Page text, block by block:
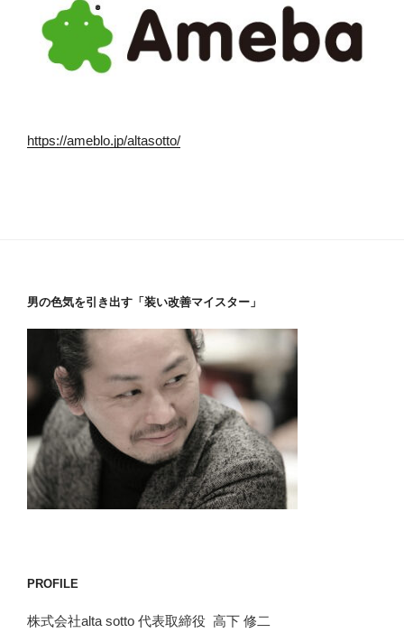
https://ameblo.jp/altasotto/
男の色気を引き出す「装い改善マイスター」
PROFILE
株式会社alta sotto 代表取締役 高下 修二